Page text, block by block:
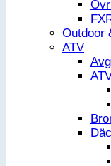
Outdoor
ATV